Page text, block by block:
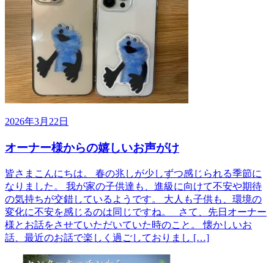
2026年3月22日
オーナー様からの嬉しいお声がけ
皆さまこんにちは。 春の兆しが少しずつ感じられる季節に
なりました。 我が家の子供達も、進級に向けて不安や期待
の気持ちが交錯しているようです。 大人も子供も、環境の
変化に不安を感じるのは同じですね。 さて、先日オーナー
様とお話をさせていただいていた時のこと。 懐かしいお
話、最近のお話で楽しく過ごしておりまし […]